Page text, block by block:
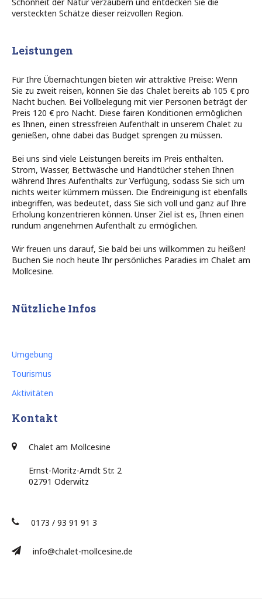
versteckten Schätze dieser reizvollen Region.
Leistungen
Für Ihre Übernachtungen bieten wir attraktive Preise: Wenn
Sie zu zweit reisen, können Sie das Chalet bereits ab 105 € pro
Nacht buchen. Bei Vollbelegung mit vier Personen beträgt der
Preis 120 € pro Nacht. Diese fairen Konditionen ermöglichen
es Ihnen, einen stressfreien Aufenthalt in unserem Chalet zu
genießen, ohne dabei das Budget sprengen zu müssen.
Bei uns sind viele Leistungen bereits im Preis enthalten.
Strom, Wasser, Bettwäsche und Handtücher stehen Ihnen
während Ihres Aufenthalts zur Verfügung, sodass Sie sich um
nichts weiter kümmern müssen. Die Endreinigung ist ebenfalls
inbegriffen, was bedeutet, dass Sie sich voll und ganz auf Ihre
Erholung konzentrieren können. Unser Ziel ist es, Ihnen einen
rundum angenehmen Aufenthalt zu ermöglichen.
Wir freuen uns darauf, Sie bald bei uns willkommen zu heißen!
Buchen Sie noch heute Ihr persönliches Paradies im Chalet am
Mollcesine.
Nützliche Infos
Umgebung
Tourismus
Aktivitäten
Kontakt
Chalet am Mollcesine
Ernst-Moritz-Arndt Str. 2
02791 Oderwitz
0173 / 93 91 91 3
info@chalet-mollcesine.de